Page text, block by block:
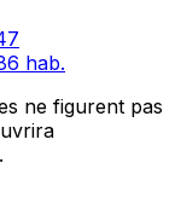
hab.
ne figurent pas